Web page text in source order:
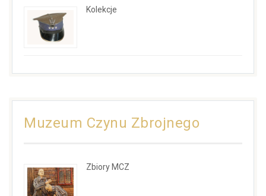
Kolekcje
Muzeum Czynu Zbrojnego
Zbiory MCZ